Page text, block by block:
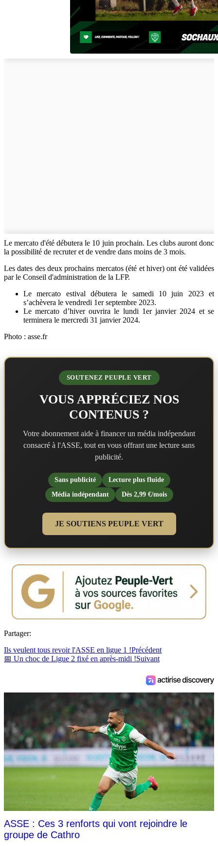
Le mercato d'été débutera le 10 juin prochain. Les clubs auront donc
la possibilité de recruter et de vendre dans moins de 3 mois.
Les dates des deux prochains mercatos (été et hiver) ont été validées
par le Conseil d'administration de la LFP.
Le mercato estival débutera le samedi 10 juin 2023 et
s’achèvera le vendredi 1er septembre 2023.
Le mercato d’hiver ouvrira le lundi 1er janvier 2024 et se
terminera le mercredi 31 janvier 2024.
Photo : asse.fr
SOUTENEZ PEUPLE VERT
VOUS APPRÉCIEZ NOS
CONTENUS ?
Votre abonnement aide à financer un média indépendant
consacré à l'ASSE, tout en vous offrant une lecture sans
publicité.
Sans publicité
Lecture plus fluide
Média indépendant
Dès 2,99 €/mois
JE SOUTIENS PEUPLE VERT
Partager:
Ils veulent tous revoir l'ASSE en ligue 1 !Précédent
📅 Un choc de Ligue 2 fixé en après-midi !Suivant
ASSE : Ces 3 renforts qui vont rejoindre le
groupe de Cathro